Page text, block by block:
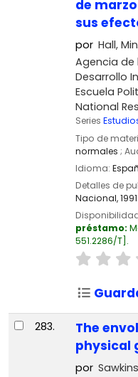
de
sus
por Hall,
Agencia de
Desarrollo
Escuela
National
Series
Tipo de
normales ;
Idioma:
Detalles de
Nacional,1991
préstamo:
551.2286/T .
283.
The
physical
por